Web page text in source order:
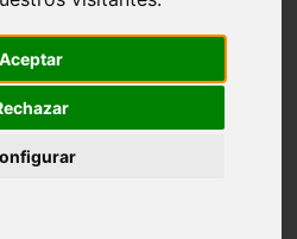
Aceptar
geltrú
sa-talaia